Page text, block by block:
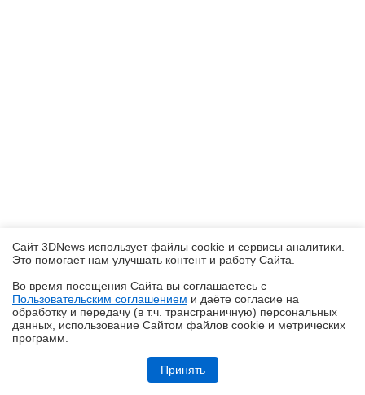
Обзор ноутбука ASUS Zenbook Duo UX8407A (UX8407AA-SN279X) с
Сайт 3DNews использует файлы cookie и сервисы аналитики.
Это помогает нам улучшать контент и работу Cайта.
Во время посещения Cайта вы соглашаетесь с
Пользовательским соглашением и даёте согласие на
обработку и передачу (в т.ч. трансграничную) персональных
данных, использование Cайтом файлов cookie и метрических
программ.
Принять